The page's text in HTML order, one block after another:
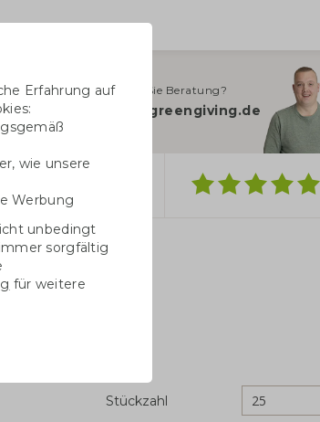
Benötigen Sie Beratung?
info@greengiving.de
Stückzahl 25
Erfahrung auf
wie unsere
Werbung
unbedingt
sorgfältig
für weitere